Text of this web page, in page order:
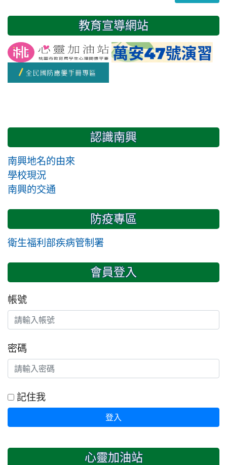
2 3
友善校園週
開學日
教育宣導網站
認識南興
南興地名的由來
學校現況
南興的交通
防疫專區
衛生福利部疾病管制署
會員登入
帳號
密碼
記住我
登入
心靈加油站